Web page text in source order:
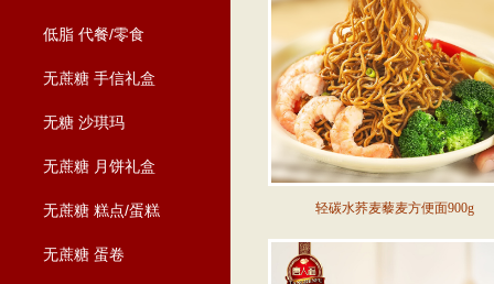
低脂 代餐/零食
无蔗糖 手信礼盒
无糖 沙琪玛
无蔗糖 月饼礼盒
无蔗糖 糕点/蛋糕
无蔗糖 蛋卷
轻碳水荞麦藜麦方便面900g